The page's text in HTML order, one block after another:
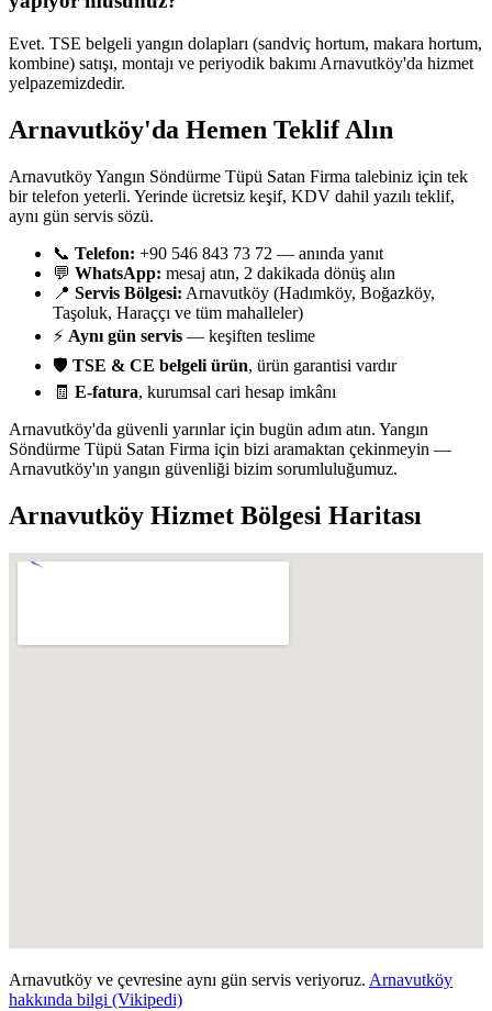
Evet. TSE belgeli yangın dolapları (sandviç hortum, makara hortum,
kombine) satışı, montajı ve periyodik bakımı Arnavutköy'da hizmet
yelpazemizdedir.
Arnavutköy'da Hemen Teklif Alın
Arnavutköy Yangın Söndürme Tüpü Satan Firma talebiniz için tek
bir telefon yeterli. Yerinde ücretsiz keşif, KDV dahil yazılı teklif,
aynı gün servis sözü.
📞 Telefon: +90 546 843 73 72 — anında yanıt
💬 WhatsApp: mesaj atın, 2 dakikada dönüş alın
📍 Servis Bölgesi: Arnavutköy (Hadımköy, Boğazköy,
Taşoluk, Haraççı ve tüm mahalleler)
⚡ Aynı gün servis — keşiften teslime
🛡️ TSE & CE belgeli ürün, ürün garantisi vardır
🧾 E-fatura, kurumsal cari hesap imkânı
Arnavutköy'da güvenli yarınlar için bugün adım atın. Yangın
Söndürme Tüpü Satan Firma için bizi aramaktan çekinmeyin —
Arnavutköy'ın yangın güvenliği bizim sorumluluğumuz.
Arnavutköy Hizmet Bölgesi Haritası
Arnavutköy ve çevresine aynı gün servis veriyoruz. Arnavutköy
hakkında bilgi (Vikipedi)